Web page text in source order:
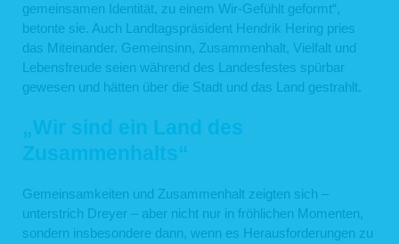
gemeinsamen Identität, zu einem Wir-Gefühlt geformt“,
betonte sie. Auch Landtagspräsident Hendrik Hering pries
das Miteinander. Gemeinsinn, Zusammenhalt, Vielfalt und
Lebensfreude seien während des Landesfestes spürbar
gewesen und hätten über die Stadt und das Land gestrahlt.
„Wir sind ein Land des
Zusammenhalts“
Gemeinsamkeiten und Zusammenhalt zeigten sich –
unterstrich Dreyer – aber nicht nur in fröhlichen Momenten,
sondern insbesondere dann, wenn es Herausforderungen zu